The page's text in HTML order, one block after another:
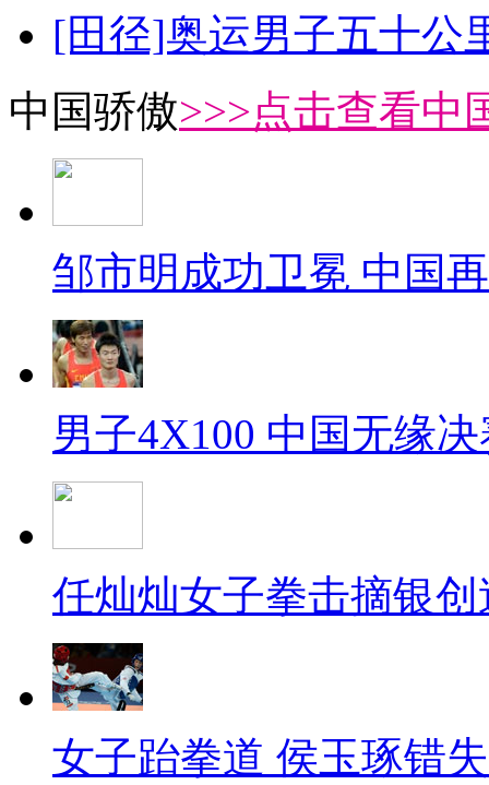
[田径]奥运男子五十公
中国骄傲>>>点击查看中
邹市明成功卫冕 中国
男子4X100 中国无缘
任灿灿女子拳击摘银
女子跆拳道 侯玉琢错